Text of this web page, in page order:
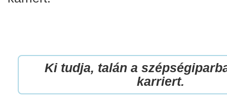
Ki tudja, talán a
karriert.